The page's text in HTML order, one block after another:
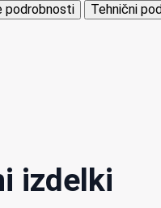
podrobnosti
Tehnični
izdelki